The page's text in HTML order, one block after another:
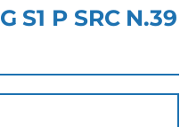
S1 P SRC N.39